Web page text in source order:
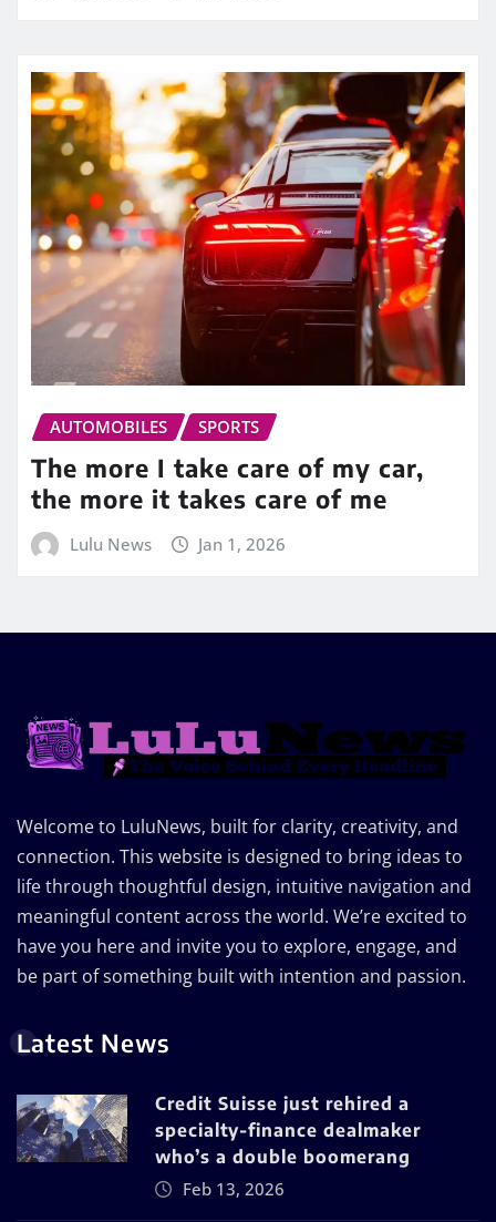
AUTOMOBILES SPORTS
The more I take care of my car,
the more it takes care of me
Lulu News Jan 1, 2026
Welcome to LuluNews, built for clarity, creativity, and
connection. This website is designed to bring ideas to
life through thoughtful design, intuitive navigation and
meaningful content across the world. We’re excited to
have you here and invite you to explore, engage, and
be part of something built with intention and passion.
Latest News
Credit Suisse just rehired a
specialty-finance dealmaker
who’s a double boomerang
Feb 13, 2026